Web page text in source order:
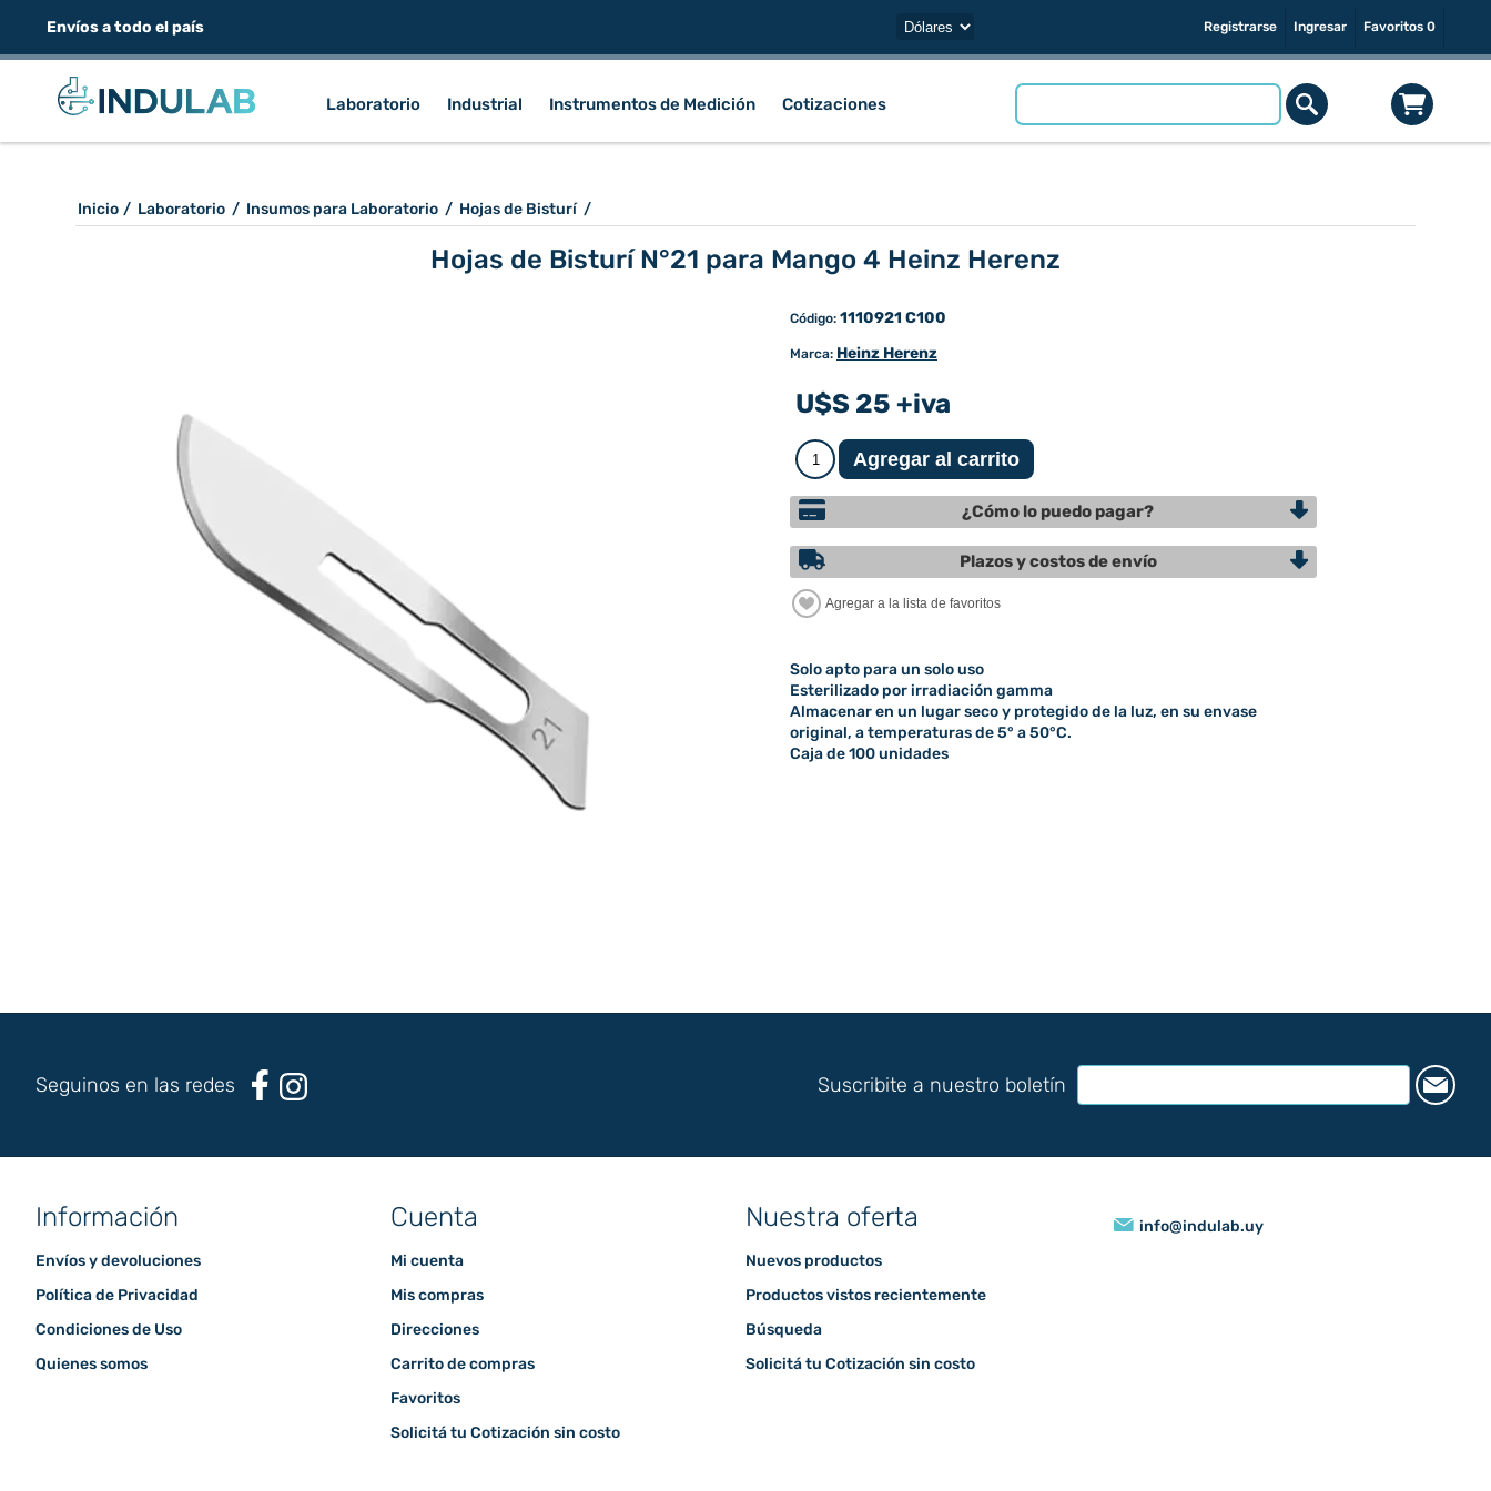
Envíos a todo el país Registrarse Ingresar Favoritos 0
Laboratorio Industrial Instrumentos de Medición Cotizaciones
Inicio / Laboratorio / Insumos para Laboratorio / Hojas de Bisturí /
Hojas de Bisturí N°21 para Mango 4 Heinz Herenz
Código: 1110921 C100
Marca: Heinz Herenz
U$S 25 +iva
¿Cómo lo puedo pagar?
Plazos y costos de envío
Solo apto para un solo uso
Esterilizado por irradiación gamma
Almacenar en un lugar seco y protegido de la luz, en su envase
original, a temperaturas de 5° a 50°C.
Caja de 100 unidades
Seguinos en las redes Suscribite a nuestro boletín
Información
Envíos y devoluciones
Política de Privacidad
Condiciones de Uso
Quienes somos
Cuenta
Mi cuenta
Mis compras
Direcciones
Carrito de compras
Favoritos
Solicitá tu Cotización sin costo
Nuestra oferta
Nuevos productos
Productos vistos recientemente
Búsqueda
Solicitá tu Cotización sin costo
info@indulab.uy